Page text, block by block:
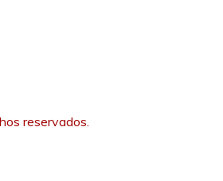
reservados.